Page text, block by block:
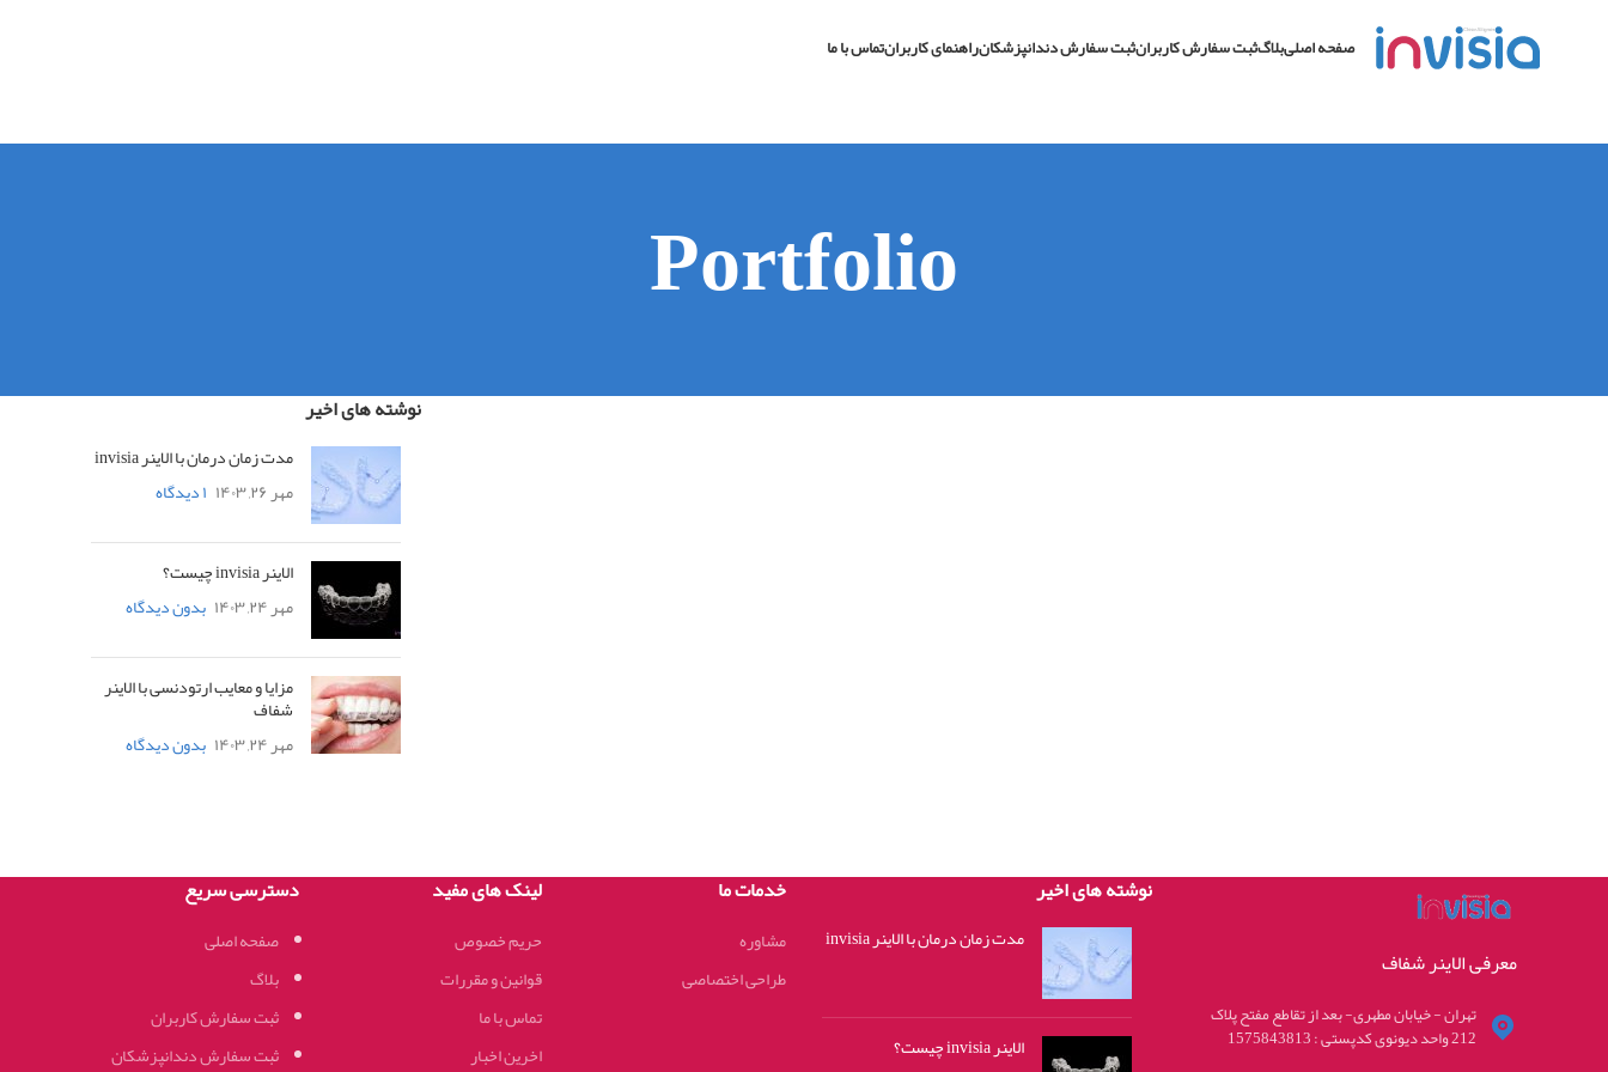
صفحه اصلیبلاگثبت سفارش کاربرانثبت سفارش دندانپزشکانراهنمای کاربرانتماس با ما
Portfolio
نوشته های اخیر
مدت زمان درمان با الاینر invisia
مهر ۲۶, ۱۴۰۳
۱ دیدگاه
الاینر invisia چیست؟
مهر ۲۴, ۱۴۰۳
بدون دیدگاه
مزایا و معایب ارتودنسی با الاینر
شفاف
مهر ۲۴, ۱۴۰۳
بدون دیدگاه
معرفی الاینر شفاف
تهران - خیابان مطهری- بعد از تقاطع مفتح پلاک
212 واحد دیونوی کدپستی : 1575843813
نوشته های اخیر
مدت زمان درمان با الاینر invisia
الاینر invisia چیست؟
خدمات ما
مشاوره
طراحی اختصاصی
لینک های مفید
حریم خصوص
قوانین و مقررات
تماس با ما
اخرین اخبار
دسترسی سریع
صفحه اصلی
بلاگ
ثبت سفارش کاربران
ثبت سفارش دندانپزشکان